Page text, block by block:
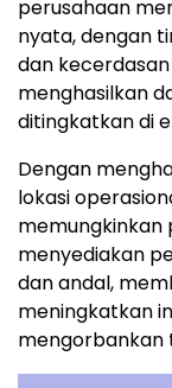
perusahaan
nyata, dengan
dan
menghasilkan
ditingkatkan di
Dengan
lokasi
memungkinkan
menyediakan
dan andal,
meningkatkan
mengorbankan